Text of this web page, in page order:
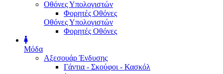
Οθόνες Υπολογιστών
Φορητές Οθόνες
Οθόνες Υπολογιστών
Φορητές Οθόνες
Μόδα
Αξεσουάρ Ένδυσης
Γάντια - Σκούφοι - Κασκόλ